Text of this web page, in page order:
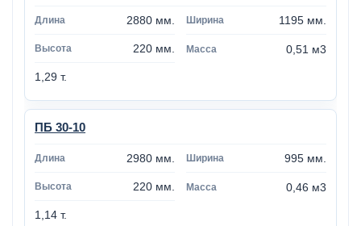
2880 мм. 1195 мм.
220 мм. 0,51 м3
1,29 т.
ПБ 30-10
2980 мм. 995 мм.
220 мм. 0,46 м3
1,14 т.